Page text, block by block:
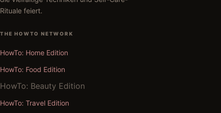
Rituale feiert.
THE HOWTO NETWORK
HowTo: Home Edition
HowTo: Food Edition
HowTo: Beauty Edition
HowTo: Travel Edition